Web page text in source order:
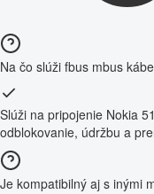
Na čo slúži fbus mbus
Slúži na pripojenie Nokia
odblokovanie, údržbu a
Je kompatibilný aj s inými